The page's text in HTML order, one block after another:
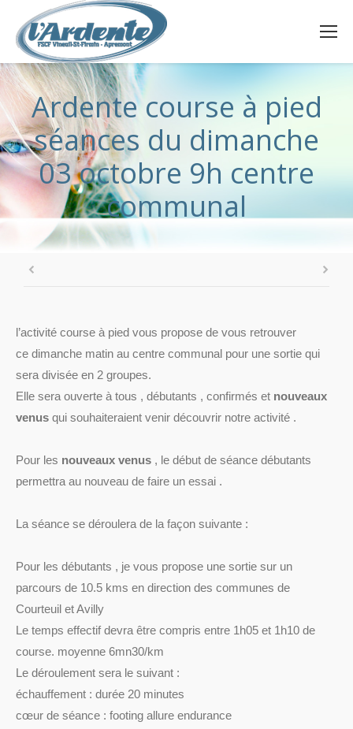
Ardente course à pied
séances du dimanche
03 octobre 9h centre
communal
l’activité course à pied vous propose de vous retrouver
ce dimanche matin au centre communal pour une sortie qui
sera divisée en 2 groupes.
Elle sera ouverte à tous , débutants , confirmés et nouveaux
venus qui souhaiteraient venir découvrir notre activité .
Pour les nouveaux venus , le début de séance débutants
permettra au nouveau de faire un essai .
La séance se déroulera de la façon suivante :
Pour les débutants , je vous propose une sortie sur un
parcours de 10.5 kms en direction des communes de
Courteuil et Avilly
Le temps effectif devra être compris entre 1h05 et 1h10 de
course. moyenne 6mn30/km
Le déroulement sera le suivant :
échauffement : durée 20 minutes
cœur de séance : footing allure endurance